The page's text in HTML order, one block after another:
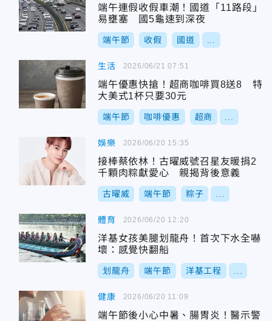
端午連假收假車潮！國道「11路段」
易壅塞 國5龜速到深夜
端午節 收假 國道
生活
端午優惠快搶！超商咖啡買8送8 特
大美式1杯只要30元
端午節 咖啡優惠 超商
2026/06/21 07:51
娛樂
接棒蔡依林！古曜威號召星友暖捐2
千顆肉粽獻愛心 親揭背後意義
古曜威 端午節 粽子
2026/06/20 15:35
體育
洋基女孩美腿划龍舟！首次下水全嚇
壞：感覺快翻船
划龍舟 端午節 洋基工程
2026/06/20 12:20
健康
端午節後小心中暑、腸胃炎！醫示警
2026/06/20 11:09